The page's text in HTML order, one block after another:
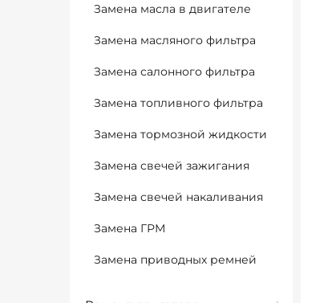
Замена масла в двигателе
Замена масляного фильтра
Замена салонного фильтра
Замена топливного фильтра
Замена тормозной жидкости
Замена свечей зажигания
Замена свечей накаливания
Замена ГРМ
Замена приводных ремней